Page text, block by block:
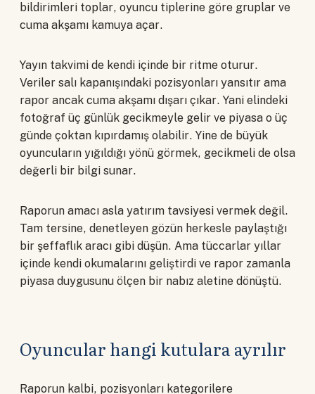
bildirimleri toplar, oyuncu tiplerine göre gruplar ve
cuma akşamı kamuya açar.
Yayın takvimi de kendi içinde bir ritme oturur.
Veriler salı kapanışındaki pozisyonları yansıtır ama
rapor ancak cuma akşamı dışarı çıkar. Yani elindeki
fotoğraf üç günlük gecikmeyle gelir ve piyasa o üç
günde çoktan kıpırdamış olabilir. Yine de büyük
oyuncuların yığıldığı yönü görmek, gecikmeli de olsa
değerli bir bilgi sunar.
Raporun amacı asla yatırım tavsiyesi vermek değil.
Tam tersine, denetleyen gözün herkesle paylaştığı
bir şeffaflık aracı gibi düşün. Ama tüccarlar yıllar
içinde kendi okumalarını geliştirdi ve rapor zamanla
piyasa duygusunu ölçen bir nabız aletine dönüştü.
Oyuncular hangi kutulara ayrılır
Raporun kalbi, pozisyonları kategorilere